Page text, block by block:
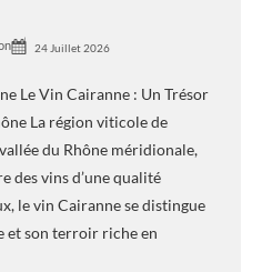
24 Juillet 2026
Le Vin Cairanne : Un Trésor
La région viticole de
du Rhône méridionale,
des vins d’une qualité
le vin Cairanne se distingue
et son terroir riche en